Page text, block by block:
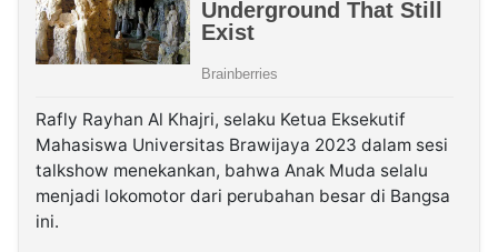
Rafly Rayhan Al Khajri, selaku Ketua Eksekutif
Mahasiswa Universitas Brawijaya 2023 dalam sesi
talkshow menekankan, bahwa Anak Muda selalu
menjadi lokomotor dari perubahan besar di Bangsa
ini.